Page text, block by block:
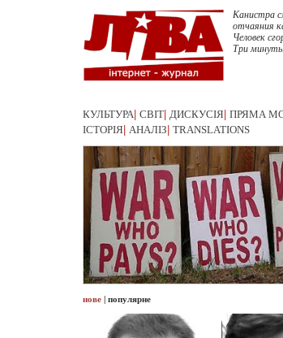
Канистра
отчаяния
Человек
Три
КУЛЬТУРА СВІТ ДИСКУСІЯ ПРЯМА
ІСТОРІЯ АНАЛІЗ TRANSLATIONS
нове | популярне